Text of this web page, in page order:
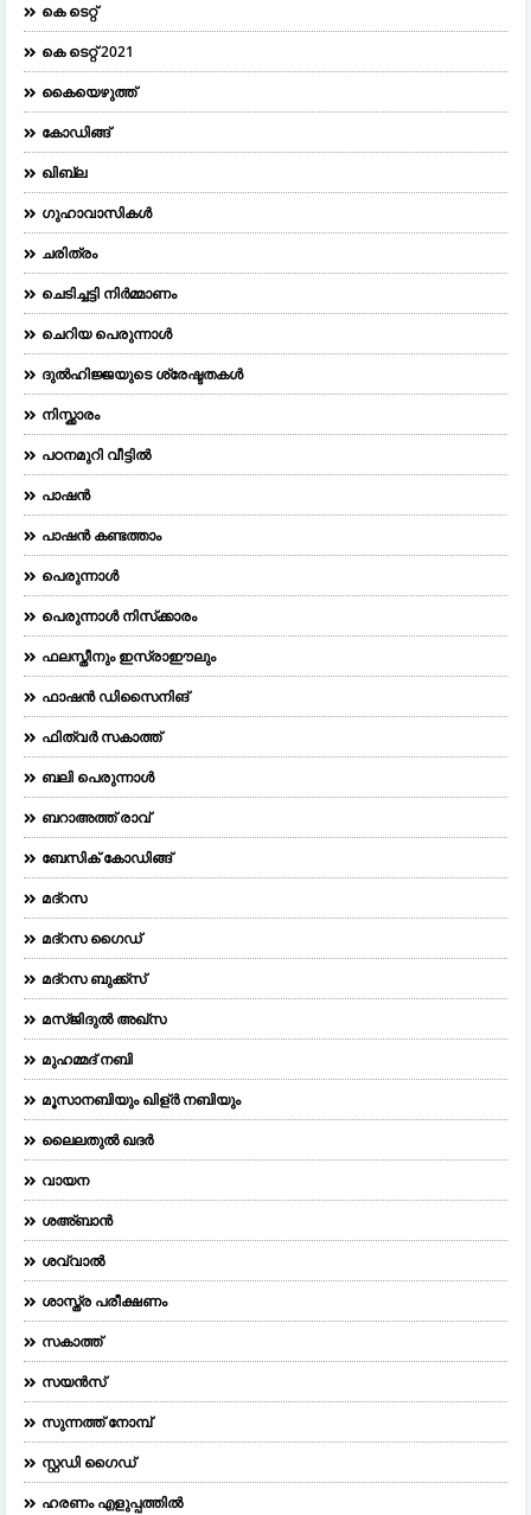
കെ ടെറ്റ്
കെ ടെറ്റ് 2021
കൈയെഴുത്ത്
കോഡിങ്ങ്
ഖിബ്‌ല
ഗുഹാവാസികൾ
ചരിത്രം
ചെടിച്ചട്ടി നിർമ്മാണം
ചെറിയ പെരുന്നാള്‍
ദുല്‍ഹിജ്ജയുടെ ശ്രേഷ്ടതകള്‍
നിസ്ക്കാരം
പഠനമുറി വീട്ടിൽ
പാഷൻ
പാഷൻ കണ്ടത്താം
പെരുന്നാള്‍
പെരുന്നാള്‍ നിസ്‌ക്കാരം
ഫലസ്തീനും ഇസ്രാഈലും
ഫാഷന്‍ ഡിസൈനിങ്‌
ഫിത്വർ സകാത്ത്
ബലി പെരുന്നാള്‍
ബറാഅത്ത് രാവ്
ബേസിക് കോഡിങ്ങ്
മദ്റസ
മദ്‌റസ ഗൈഡ്
മദ്റസ ബുക്ക്സ്
മസ്ജിദുല്‍ അഖ്‌സ
മുഹമ്മദ് നബി
മൂസാനബിയും ഖിള്ർ നബിയും
ലൈലതുല്‍ ഖദര്‍
വായന
ശഅ്ബാൻ
ശവ്വാൽ
ശാസ്ത്ര പരീക്ഷണം
സകാത്ത്
സയൻസ്
സുന്നത്ത് നോമ്പ്
സ്റ്റഡി ഗൈഡ്
ഹരണം എളുപ്പത്തിൽ